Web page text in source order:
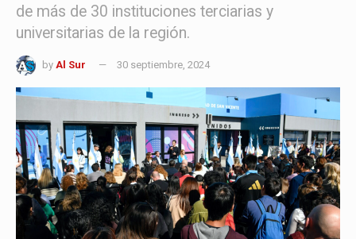
de más de 30 instituciones terciarias y
universitarias de la región.
by Al Sur 30 septiembre, 2024